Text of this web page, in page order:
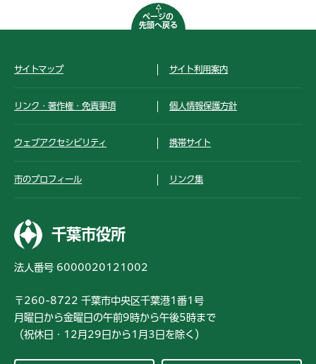
ページの
先頭へ戻る
サイトマップ サイト利用案内
リンク・著作権・免責事項 個人情報保護方針
ウェブアクセシビリティ 携帯サイト
市のプロフィール リンク集
千葉市役所
法人番号 6000020121002
〒260-8722 千葉市中央区千葉港1番1号
月曜日から金曜日の午前9時から午後5時まで
（祝休日・12月29日から1月3日を除く）